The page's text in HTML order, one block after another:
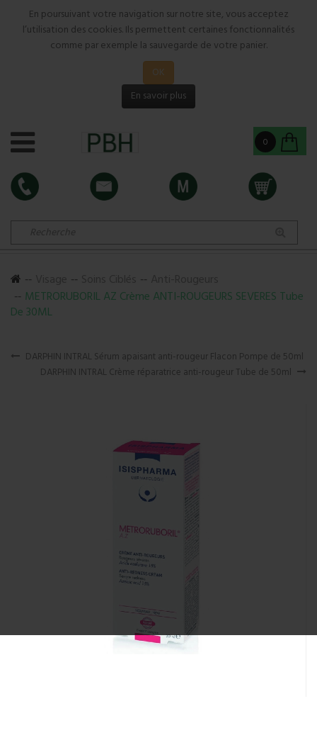
En poursuivant votre navigation sur notre site, vous acceptez
l’utilisation des cookies. Ils permettent certaines fonctionnalités
comme par exemple la sauvegarde de votre panier.
OK
En savoir plus
0
METRORUBORIL AZ Crème ANTI-ROUGEURS SEVERES Tube
De 30ML
DARPHIN INTRAL Sérum apaisant anti-rougeur Flacon Pompe de 50ml
DARPHIN INTRAL Crème réparatrice anti-rougeur Tube de 50ml